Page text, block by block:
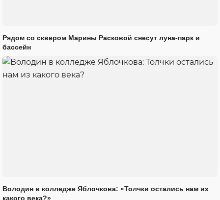
Рядом со сквером Марины Расковой снесут луна-парк и
бассейн
Володин в колледже Яблочкова: «Толчки остались нам из
какого века?»